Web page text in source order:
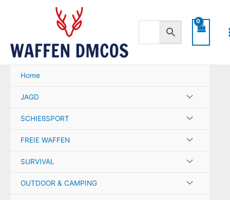
Home
JAGD
SCHIEßSPORT
FREIE WAFFEN
SURVIVAL
OUTDOOR & CAMPING